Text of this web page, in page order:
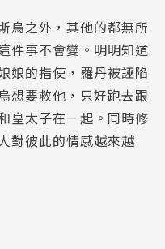
烏之外，其他的都無所
件事不會變。明明知道
娘的指使，羅丹被誣陷
想要救他，只好跑去跟
皇太子在一起。同時修
對彼此的情感越來越